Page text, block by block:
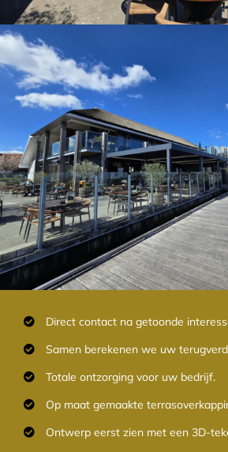
Direct contact na getoonde
Samen berekenen we uw
Totale ontzorging voor uw bedrijf.
Op maat gemaakte
Ontwerp eerst zien met een 3D-